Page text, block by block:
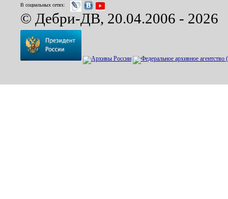
В социальных сетях:
© Дебри-ДВ, 20.04.2006 - 2026